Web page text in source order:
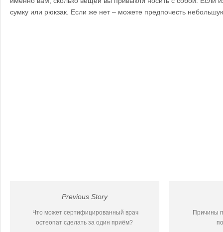
сумку или рюкзак. Если же нет – можете предпочесть
Previous Story
Что может сертифицированный врач
остеопат сделать за один приём?
Причины